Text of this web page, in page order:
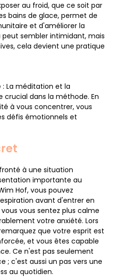
au froid, que ce soit par
bains de glace, permet de
et d'améliorer la
sembler intimidant, mais
cela devient une pratique
: La méditation et la
crucial dans la méthode. En
à vous concentrer, vous
défis émotionnels et
à une situation
importante au
Hof, vous pouvez
avant d'entrer en
vous sentez plus calme
votre anxiété. Lors
que votre esprit est
et vous êtes capable
Ce n'est pas seulement
; c'est aussi un pas vers une
au quotidien.